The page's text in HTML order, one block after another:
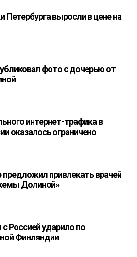
Петербурга выросли в цене на
фото с дочерью от
интернет-трафика в
оказалось ограничено
привлекать врачей
Долиной»
Россией ударило по
Финляндии